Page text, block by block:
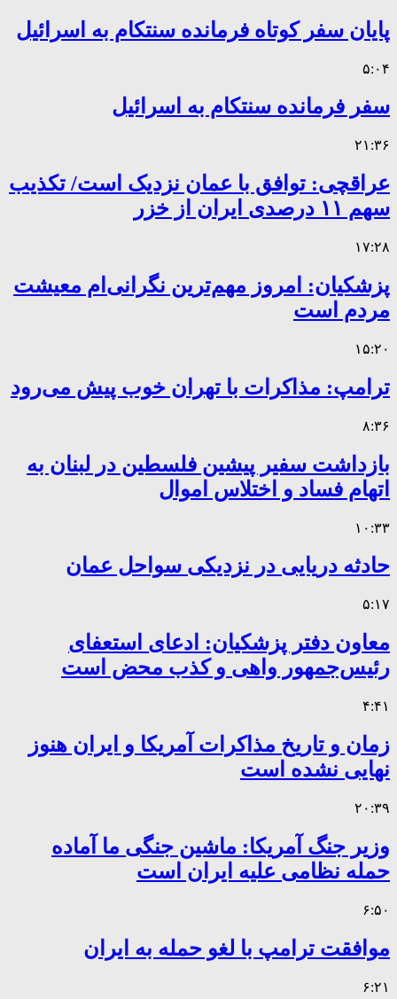
پایان سفر کوتاه فرمانده سنتکام به اسرائیل
۵:۰۴
سفر فرمانده سنتکام به اسرائیل
۲۱:۳۶
عراقچی: توافق با عمان نزدیک است/ تکذیب
سهم ۱۱ درصدی ایران از خزر
۱۷:۲۸
پزشکیان: امروز مهم‌ترین نگرانی‌ام معیشت
مردم است
۱۵:۲۰
ترامپ: مذاکرات با تهران خوب پیش می‌رود
۸:۳۶
بازداشت سفیر پیشین فلسطین در لبنان به
اتهام فساد و اختلاس اموال
۱۰:۳۳
حادثه دریایی در نزدیکی سواحل عمان
۵:۱۷
معاون دفتر پزشکیان: ادعای استعفای
رئیس‌جمهور واهی و کذب محض است
۴:۴۱
زمان و تاریخ مذاکرات آمریکا و ایران هنوز
نهایی نشده است
۲۰:۳۹
وزیر جنگ آمریکا: ماشین جنگی ما آماده
حمله نظامی علیه ایران است
۶:۵۰
موافقت ترامپ با لغو حمله به ایران
۶:۲۱